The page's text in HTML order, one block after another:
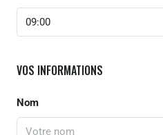
09:00
VOS INFORMATIONS
Nom